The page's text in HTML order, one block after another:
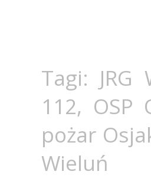
Tagi: JRG
112, OSP
pożar
Wieluń